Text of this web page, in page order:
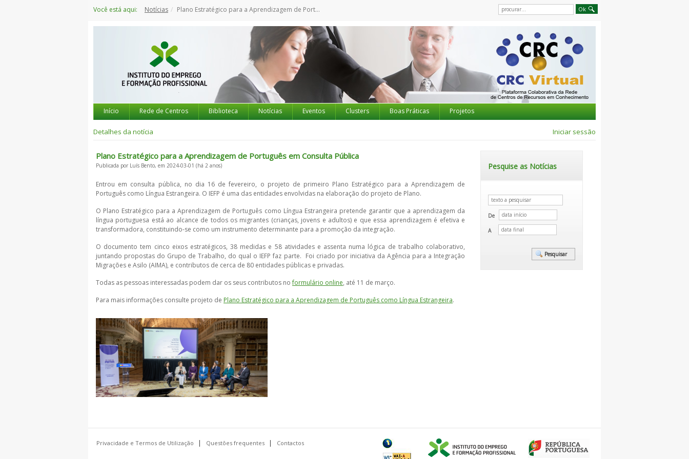
para
Você está aqui: Notícias Plano Estratégico para a Aprendizagem de Português em Consulta Pública
Início Rede de Centros Biblioteca Notícias Eventos Clusters Boas Práticas Projetos
Detalhes da notícia Iniciar sessão
Plano Estratégico para a Aprendizagem de Português em Consulta Pública
Publicada por Luís Bento, em 2024-03-01 (há 2 anos)
Entrou em consulta pública, no dia 16 de fevereiro, o projeto de primeiro Plano Estratégico para a Aprendizagem de
Português como Língua Estrangeira. O IEFP é uma das entidades envolvidas na elaboração do projeto de Plano.
O Plano Estratégico para a Aprendizagem de Português como Língua Estrangeira pretende garantir que a aprendizagem da
língua portuguesa está ao alcance de todos os migrantes (crianças, jovens e adultos) e que essa aprendizagem é efetiva e
transformadora, constituindo-se como um instrumento determinante para a promoção da integração.
O documento tem cinco eixos estratégicos, 38 medidas e 58 atividades e assenta numa lógica de trabalho colaborativo,
juntando propostas do Grupo de Trabalho, do qual o IEFP faz parte. Foi criado por iniciativa da Agência para a Integração
Migrações e Asilo (AIMA), e contributos de cerca de 80 entidades públicas e privadas.
Todas as pessoas interessadas podem dar os seus contributos noformulário online, até 11 de março.
Para mais informações consulte projeto de Plano Estratégico para a Aprendizagem de Português como Língua Estrangeira.
Pesquise as Notícias
De
A
Privacidade e Termos de Utilização Questões frequentes Contactos